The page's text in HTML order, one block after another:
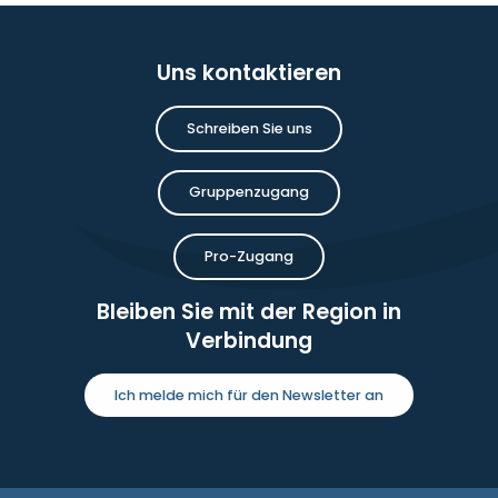
Uns kontaktieren
Schreiben Sie uns
Gruppenzugang
Pro-Zugang
Bleiben Sie mit der Region in
Verbindung
Ich melde mich für den Newsletter an